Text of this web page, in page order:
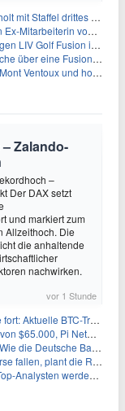
Staffel drittes EM-Gold
von Infantino
sich wandelnden Sportumfeld
und bekräftigt die Wettbewerbslandschaft
und holt Tour-Gelb
Zalando-
–
Der DAX setzt
und markiert zum
Allzeithoch. Die
die anhaltende
nachwirken.
vor 1 Stunde
BTC-Transaktionen
gewinnt an Unterstützung
Schatten zum großen Gewinner wird
Regierung die Steuer-Bombe
aber die Geschichte sagt etwas anderes